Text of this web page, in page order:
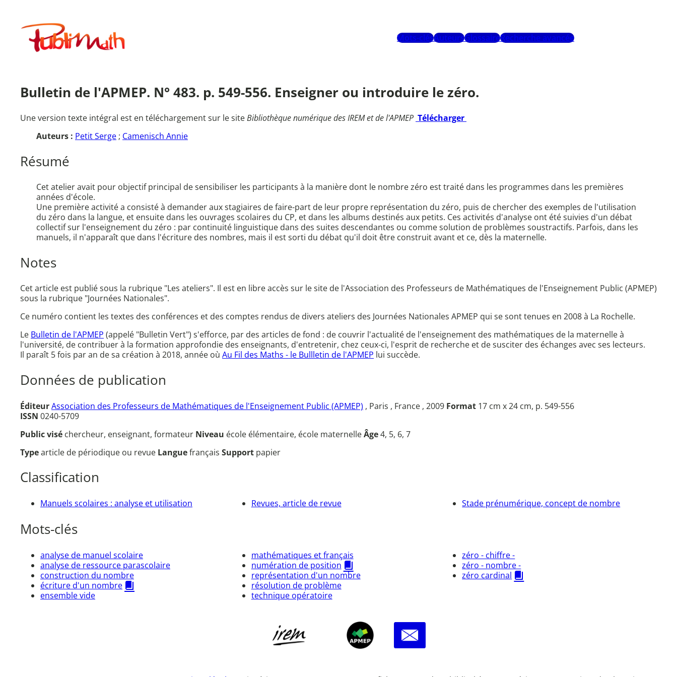
contenuPublimath
Mots-clésAuteursGlossaireRecherche avancée
Bulletin de l'APMEP. N° 483. p. 549-556. Enseigner ou introduire le zéro.
Une version texte intégral est en téléchargement sur le siteBibliothèque numérique des IREM et de l'APMEP Télécharger
Auteurs : Petit Serge ; Camenisch Annie
Résumé
Cet atelier avait pour objectif principal de sensibiliser les participants à la manière dont le nombre zéro est traité dans les programmes dans les premières
années d'école.
Une première activité a consisté à demander aux stagiaires de faire-part de leur propre représentation du zéro, puis de chercher des exemples de l'utilisation
du zéro dans la langue, et ensuite dans les ouvrages scolaires du CP, et dans les albums destinés aux petits. Ces activités d'analyse ont été suivies d'un débat
collectif sur l'enseignement du zéro : par continuité linguistique dans des suites descendantes ou comme solution de problèmes soustractifs. Parfois, dans les
manuels, il n'apparaît que dans l'écriture des nombres, mais il est sorti du débat qu'il doit être construit avant et ce, dès la maternelle.
Notes
Cet article est publié sous la rubrique "Les ateliers". Il est en libre accès sur le site de l'Association des Professeurs de Mathématiques de l'Enseignement Public (APMEP)
sous la rubrique "Journées Nationales".
Ce numéro contient les textes des conférences et des comptes rendus de divers ateliers des Journées Nationales APMEP qui se sont tenues en 2008 à La Rochelle.
Le Bulletin de l'APMEP (appelé "Bulletin Vert") s'efforce, par des articles de fond : de couvrir l'actualité de l'enseignement des mathématiques de la maternelle à
l'université, de contribuer à la formation approfondie des enseignants, d'entretenir, chez ceux-ci, l'esprit de recherche et de susciter des échanges avec ses lecteurs.
Il paraît 5 fois par an de sa création à 2018, année où Au Fil des Maths - le Bullletin de l'APMEP lui succède.
Données de publication
ÉditeurAssociation des Professeurs de Mathématiques de l'Enseignement Public (APMEP) , Paris , France , 2009 Format 17 cm x 24 cm, p. 549-556
ISSN 0240-5709
Public visé chercheur, enseignant, formateur Niveau école élémentaire, école maternelleÂge4, 5, 6, 7
Typearticle de périodique ou revue Languefrançais Support papier
Classification
Manuels scolaires : analyse et utilisation Revues, article de revue Stade prénumérique, concept de nombre
Mots-clés
analyse de manuel scolaire
analyse de ressource parascolaire
construction du nombre
écriture d'un nombre
ensemble vide
mathématiques et français
numération de position
représentation d'un nombre
résolution de problème
technique opératoire
zéro - chiffre -
zéro - nombre -
zéro cardinal